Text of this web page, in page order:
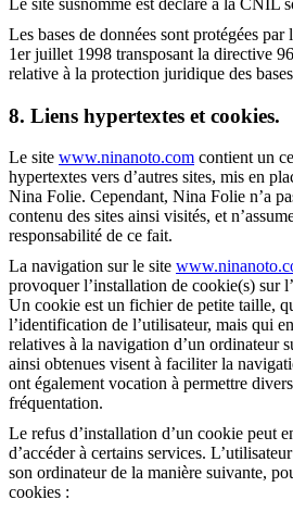
Le site susnommé est déclaré à la CNIL
Les bases de données sont protégées
1er juillet 1998 transposant la directive
relative à la protection juridique des
8. Liens hypertextes et cookies.
Le site www.ninanoto.com contient un
hypertextes vers d’autres sites, mis en
Nina Folie. Cependant, Nina Folie n’a
contenu des sites ainsi visités, et
responsabilité de ce fait.
La navigation sur le site
provoquer l’installation de cookie(s) sur
Un cookie est un fichier de petite taille,
l’identification de l’utilisateur, mais qui
relatives à la navigation d’un ordinateur
ainsi obtenues visent à faciliter la
ont également vocation à permettre
fréquentation.
Le refus d’installation d’un cookie peut
d’accéder à certains services.
son ordinateur de la manière suivante,
cookies :